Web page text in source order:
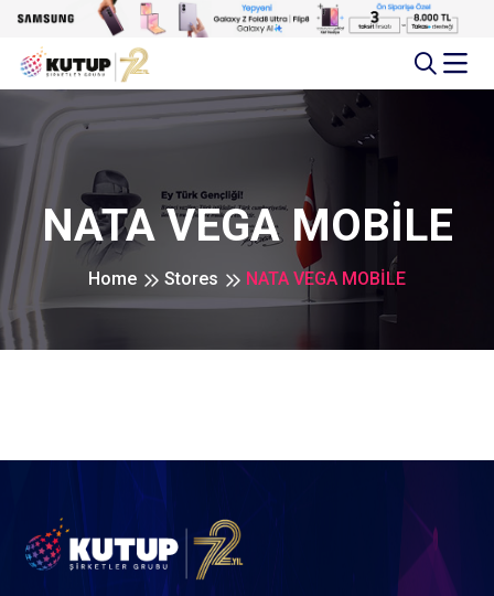
NATA VEGA MOBİLE
Home Stores NATA VEGA MOBİLE